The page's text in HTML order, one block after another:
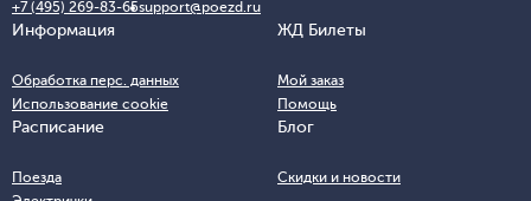
+7 (495) 269-83-65support@poezd.ru
Информация
Обработка перс. данных
Использование cookie
ЖД Билеты
Мой заказ
Помощь
Расписание
Поезда
Блог
Скидки и новости